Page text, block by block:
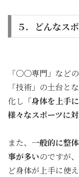
５．どんなス
「〇〇専門」など
「技術」の土台と
化し 「身体を上手
様々なスポーツに
また、 一般的に整
事が多いのですが
ど身体が上手に使